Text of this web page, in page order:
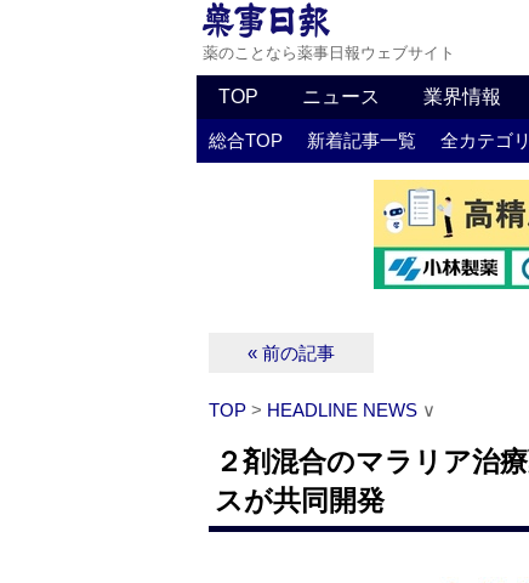
薬のことなら薬事日報ウェブサイト
TOP ニュース 業界情報
総合TOP 新着記事一覧 全カテゴ
« 前の記事
TOP > HEADLINE NEWS ∨
２剤混合のマラリア治
スが共同開発